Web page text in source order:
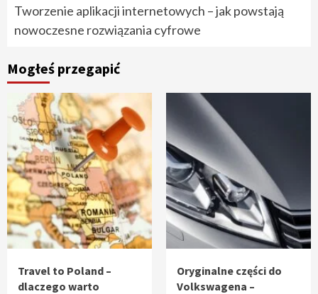
Tworzenie aplikacji internetowych – jak powstają
nowoczesne rozwiązania cyfrowe
Mogłeś przegapić
Travel to Poland –
dlaczego warto
Oryginalne części do
Volkswagena –